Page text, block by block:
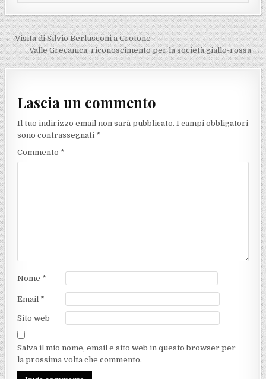
Navigazione articoli
← Visita di Silvio Berlusconi a Crotone
Valle Grecanica, riconoscimento per la società giallo-rossa →
Lascia un commento
Il tuo indirizzo email non sarà pubblicato. I campi obbligatori
sono contrassegnati *
Commento *
Nome *
Email *
Sito web
Salva il mio nome, email e sito web in questo browser per
la prossima volta che commento.